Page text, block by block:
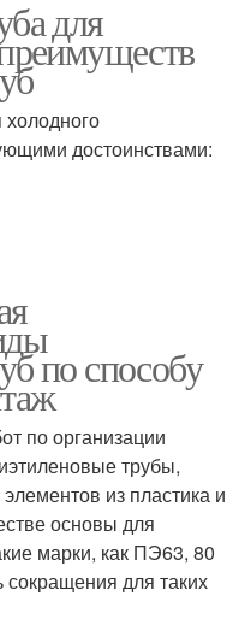
для
достоинствами:
по способу
по организации
трубы,
из пластика и
основы для
марки, как ПЭ63, 80
сокращения для таких